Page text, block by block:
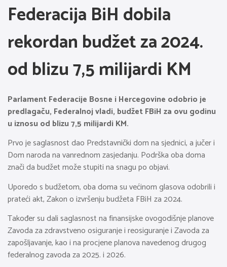
Federacija BiH dobila
rekordan budžet za 2024.
od blizu 7,5 milijardi KM
Parlament Federacije Bosne i Hercegovine odobrio je
predlagaču, Federalnoj vladi, budžet FBiH za ovu godinu
u iznosu od blizu 7,5 milijardi KM.
Prvo je saglasnost dao Predstavnički dom na sjednici, a jučer i
Dom naroda na vanrednom zasjedanju. Podrška oba doma
znači da budžet može stupiti na snagu po objavi.
Uporedo s budžetom, oba doma su većinom glasova odobrili i
prateći akt, Zakon o izvršenju budžeta FBiH za 2024.
Također su dali saglasnost na finansijske ovogodišnje planove
Zavoda za zdravstveno osiguranje i reosiguranje i Zavoda za
zapošljavanje, kao i na procjene planova navedenog drugog
federalnog zavoda za 2025. i 2026.